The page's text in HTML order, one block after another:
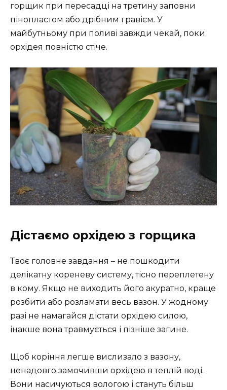
горщик при пересадці на третину заповни
пінопластом або дрібним гравієм. У
майбутньому при поливі завжди чекай, поки
орхідея повністю стіче.
Дістаємо орхідею з горщика
Твоє головне завдання – не пошкодити
делікатну кореневу систему, тісно переплетену
в кому. Якщо не виходить його акуратно, краще
розбити або розламати весь вазон. У жодному
разі не намагайся дістати орхідею силою,
інакше вона травмується і пізніше загине.
Щоб коріння легше вислизало з вазону,
ненадовго замочивши орхідею в теплій воді.
Вони насичуються вологою і стануть більш